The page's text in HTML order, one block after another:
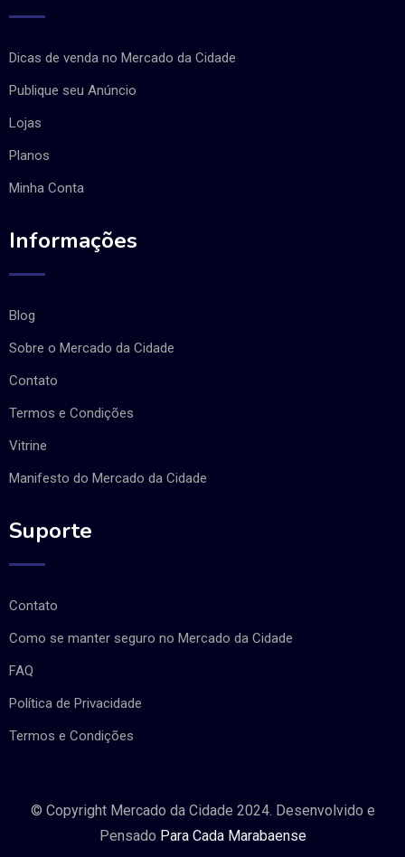
Dicas de venda no Mercado da Cidade
Publique seu Anúncio
Lojas
Planos
Minha Conta
Informações
Blog
Sobre o Mercado da Cidade
Contato
Termos e Condições
Vitrine
Manifesto do Mercado da Cidade
Suporte
Contato
Como se manter seguro no Mercado da Cidade
FAQ
Política de Privacidade
Termos e Condições
© Copyright Mercado da Cidade 2024. Desenvolvido e
Pensado Para Cada Marabaense